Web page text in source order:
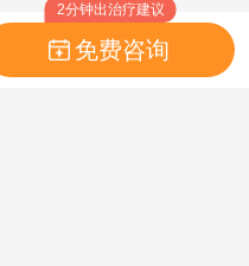
2分钟出治疗建议
免费咨询